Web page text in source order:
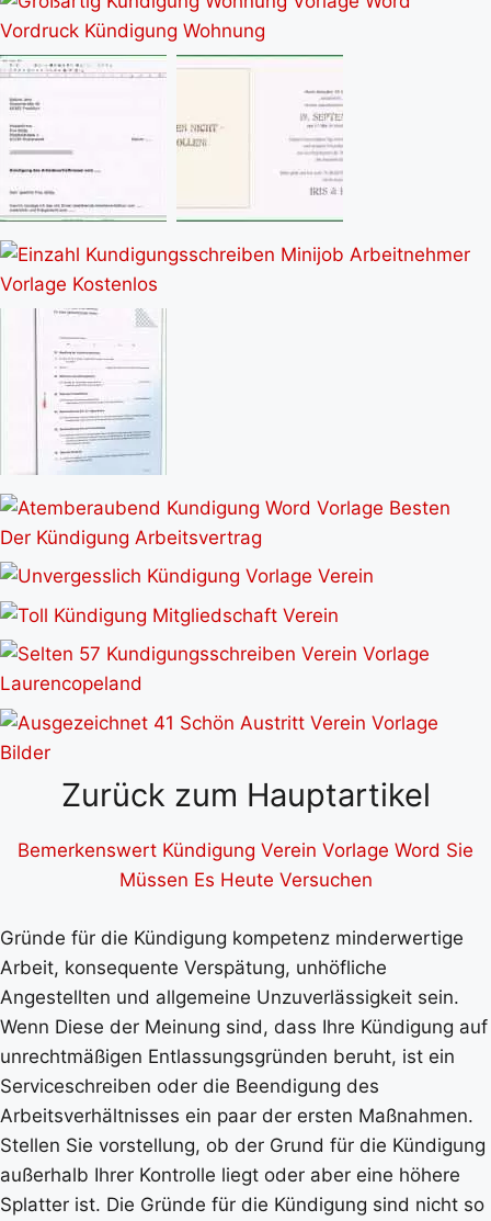
Zurück zum Hauptartikel
Bemerkenswert Kündigung Verein Vorlage Word Sie
Müssen Es Heute Versuchen
Gründe für die Kündigung kompetenz minderwertige
Arbeit, konsequente Verspätung, unhöfliche
Angestellten und allgemeine Unzuverlässigkeit sein.
Wenn Diese der Meinung sind, dass Ihre Kündigung auf
unrechtmäßigen Entlassungsgründen beruht, ist ein
Serviceschreiben oder die Beendigung des
Arbeitsverhältnisses ein paar der ersten Maßnahmen.
Stellen Sie vorstellung, ob der Grund für die Kündigung
außerhalb Ihrer Kontrolle liegt oder aber eine höhere
Splatter ist. Die Gründe für die Kündigung sind nicht so